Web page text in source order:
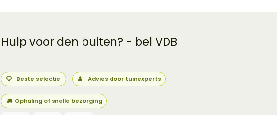
Hulp voor den buiten? - bel VDB
Beste selectie Advies door tuinexperts
Ophaling of snelle bezorging